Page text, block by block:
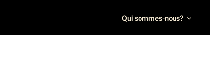
Léon Qui sommes-nous?